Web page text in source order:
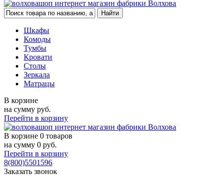
Шкафы
Комоды
Тумбы
Кровати
Столы
Зеркала
Матрацы
В корзине
на сумму руб.
Перейти в корзину
В корзине 0 товаров
на сумму 0 руб.
Перейти в корзину
8(800)5501596
Заказать звонок